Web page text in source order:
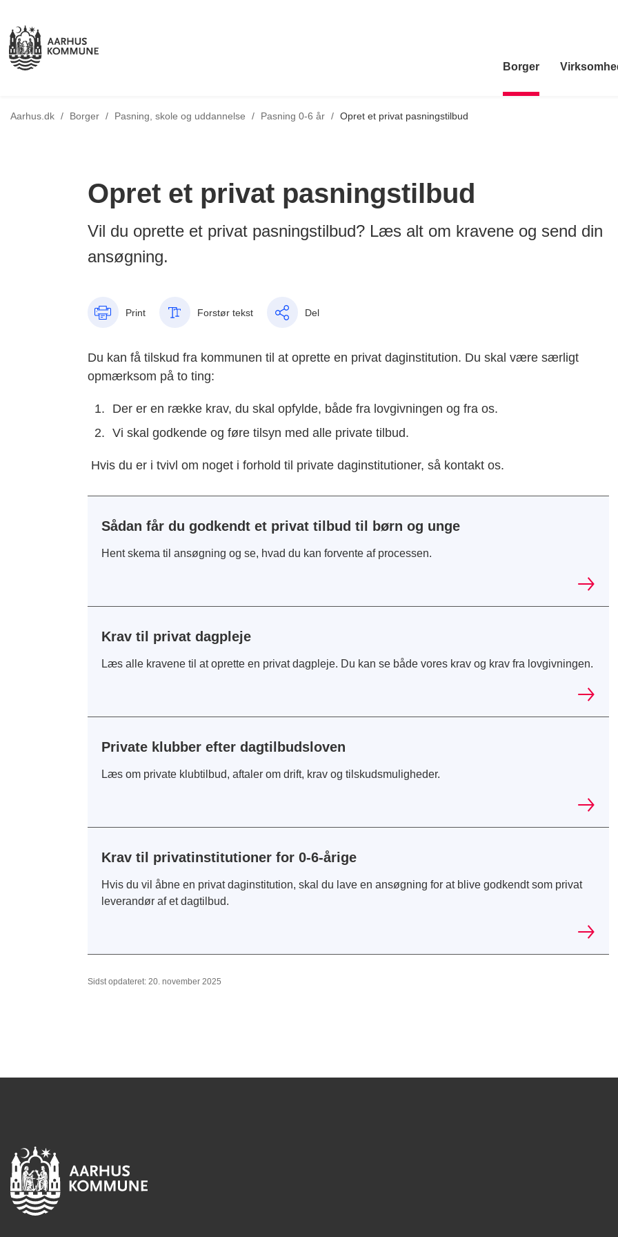
Borger
Aarhus.dk / Borger / Pasning, skole og uddannelse / Tilbage til
Pasning 0-6 år / Opret et privat pasningstilbud
Opret et privat pasningstilbud
Vil du oprette et privat pasningstilbud? Læs alt om kravene og send din
ansøgning.
Print Forstør tekst Del
Du kan få tilskud fra kommunen til at oprette en privat daginstitution. Du skal være særligt
opmærksom på to ting:
Der er en række krav, du skal opfylde, både fra lovgivningen og fra os.
Vi skal godkende og føre tilsyn med alle private tilbud.
Hvis du er i tvivl om noget i forhold til private daginstitutioner, så kontakt os.
Sådan får du godkendt et privat tilbud til børn og unge
Hent skema til ansøgning og se, hvad du kan forvente af processen.
Krav til privat dagpleje
Læs alle kravene til at oprette en privat dagpleje. Du kan se både vores krav og krav fra lovgivningen.
Private klubber efter dagtilbudsloven
Læs om private klubtilbud, aftaler om drift, krav og tilskudsmuligheder.
Krav til privatinstitutioner for 0-6-årige
Hvis du vil åbne en privat daginstitution, skal du lave en ansøgning for at blive godkendt som privat
leverandør af et dagtilbud.
Sidst opdateret: 20. november 2025